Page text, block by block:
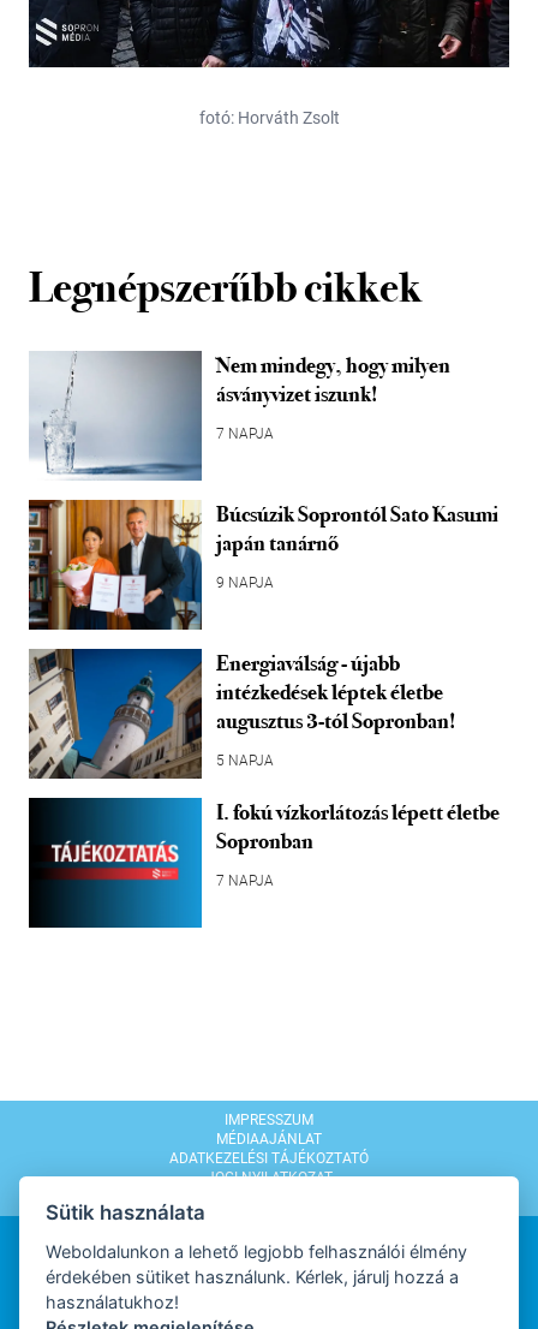
fotó: Horváth Zsolt
Legnépszerűbb cikkek
Nem mindegy, hogy milyen
ásványvizet iszunk!
7 NAPJA
Búcsúzik Soprontól Sato Kasumi
japán tanárnő
9 NAPJA
Energiaválság - újabb
intézkedések léptek életbe
augusztus 3-tól Sopronban!
5 NAPJA
I. fokú vízkorlátozás lépett életbe
Sopronban
7 NAPJA
IMPRESSZUM
MÉDIAAJÁNLAT
ADATKEZELÉSI TÁJÉKOZTATÓ
JOGI NYILATKOZAT
Sütik használata
Weboldalunkon a lehető legjobb felhasználói élmény
érdekében sütiket használunk. Kérlek, járulj hozzá a
használatukhoz!